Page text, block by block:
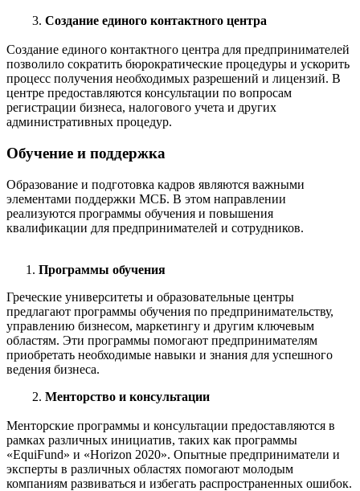
3. Создание единого контактного центра
Создание единого контактного центра для предпринимателей
позволило сократить бюрократические процедуры и ускорить
процесс получения необходимых разрешений и лицензий. В
центре предоставляются консультации по вопросам
регистрации бизнеса, налогового учета и других
административных процедур.
Обучение и поддержка
Образование и подготовка кадров являются важными
элементами поддержки МСБ. В этом направлении
реализуются программы обучения и повышения
квалификации для предпринимателей и сотрудников.
Программы обучения
Греческие университеты и образовательные центры
предлагают программы обучения по предпринимательству,
управлению бизнесом, маркетингу и другим ключевым
областям. Эти программы помогают предпринимателям
приобретать необходимые навыки и знания для успешного
ведения бизнеса.
2. Менторство и консультации
Менторские программы и консультации предоставляются в
рамках различных инициатив, таких как программы
«EquiFund» и «Horizon 2020». Опытные предприниматели и
эксперты в различных областях помогают молодым
компаниям развиваться и избегать распространенных ошибок.